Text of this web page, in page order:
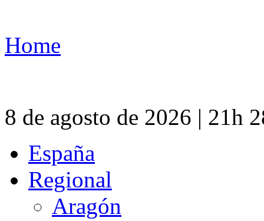
Home
8 de agosto de 2026 | 21h
España
Regional
Aragón